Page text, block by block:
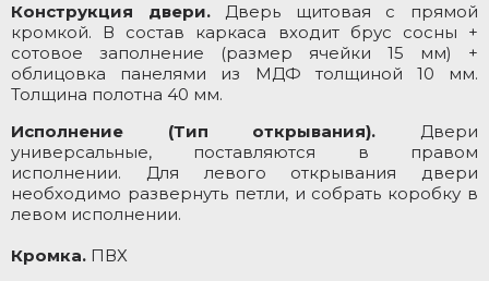
Конструкция двери.Дверь щитовая с прямой
кромкой. В состав каркаса входит брус сосны +
сотовое заполнение (размер ячейки 15 мм) +
облицовка панелями из МДФ толщиной 10 мм.
Толщина полотна 40 мм.
Исполнение (Тип открывания). Двери
универсальные, поставляются в правом
исполнении. Для левого открывания двери
необходимо развернуть петли, и собрать коробку в
левом исполнении.
Кромка. ПВХ